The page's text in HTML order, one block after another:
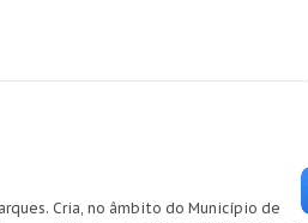
Cria, no âmbito do Município de